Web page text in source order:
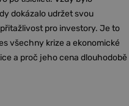
dokázalo udržet svou
pro investory. Je to
všechny krize a ekonomické
a proč jeho cena dlouhodobě